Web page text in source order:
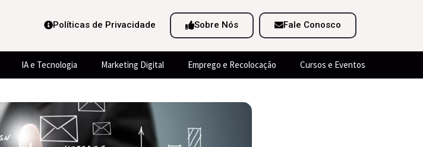
Políticas de Privacidade Sobre Nós Fale Conosco
IA e Tecnologia Marketing Digital Emprego e Recolocação Cursos e Eventos